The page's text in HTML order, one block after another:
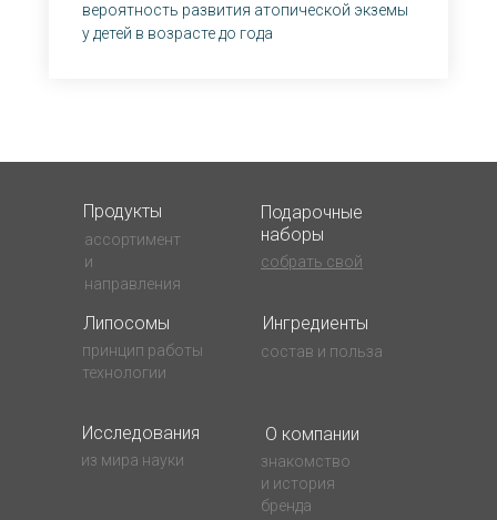
вероятность развития атопической экземы
у детей в возрасте до года
ассортимент
и
направления
состав и польза
из мира науки
принцип работы
технологии
знакомство
и история
бренда
Продукты
Ингредиенты
Исследования
Липосомы
О компании
собрать свой
Подарочные
наборы